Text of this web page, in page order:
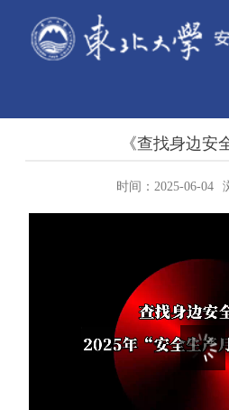
《查找身边安
时间：2025-06-04